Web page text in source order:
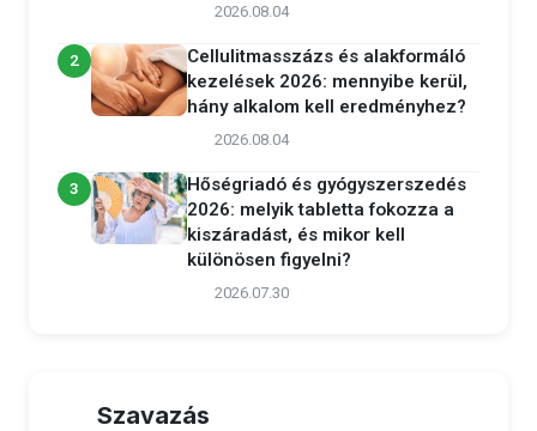
2026.08.04
2
Cellulitmasszázs és alakformáló
kezelések 2026: mennyibe kerül,
hány alkalom kell eredményhez?
2026.08.04
3
Hőségriadó és gyógyszerszedés
2026: melyik tabletta fokozza a
kiszáradást, és mikor kell
különösen figyelni?
2026.07.30
Szavazás